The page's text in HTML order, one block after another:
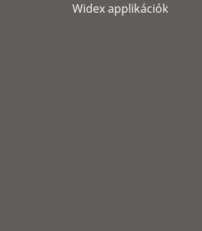
Widex applikációk